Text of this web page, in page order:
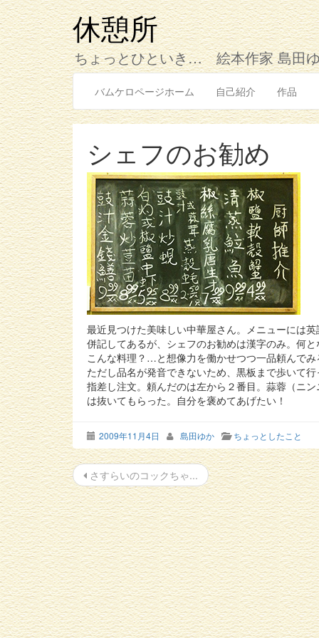
コ
ン
テ
ン
ツ
へ
ス
キ
ッ
プ
休憩所
ちょっとひといき… 絵本作家 島田
バムケロページホーム 自己紹介 作品
シェフのお勧め
最近見つけた美味しい中華屋さん。メニューには英
併記してあるが、シェフのお勧めは漢字のみ。何と
こんな料理？…と想像力を働かせつつ一品頼んでみ
ただし品名が発音できないため、黒板まで歩いて行
指差し注文。頼んだのは左から２番目。蒜蓉（ニ
は抜いてもらった。自分を褒めてあげたい！
2009年11月4日 島田ゆか ちょっとしたこと
投
稿
ナ
ビ
ゲ
ー
シ
さすらいのコックちゃ...